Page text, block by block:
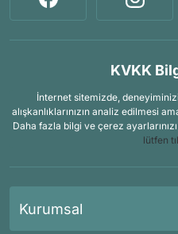
KVKK
İnternet sitemizde,
alışkanlıklarınızın analiz edilmesi
Daha fazla bilgi ve çerez
lütfen
Kurumsal